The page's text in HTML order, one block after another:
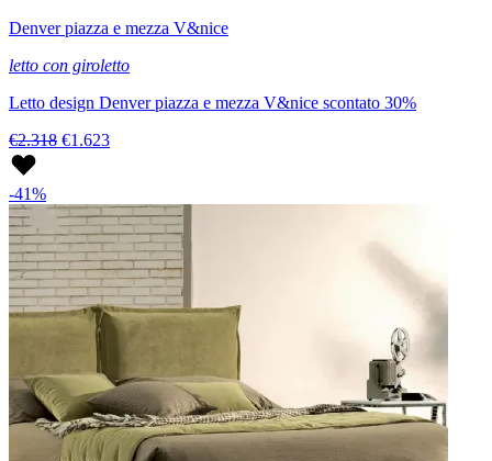
Denver piazza e mezza V&nice
letto con giroletto
Letto design Denver piazza e mezza V&nice scontato 30%
€2.318 €1.623
-41%